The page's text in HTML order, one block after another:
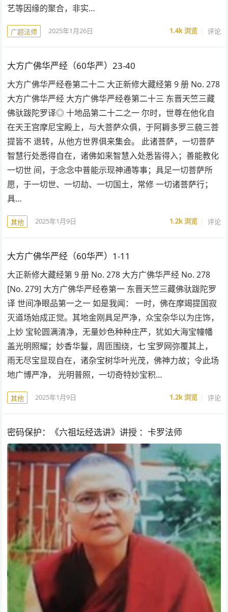
艺等因缘的聚合，非实…
广超法师 2025年1月26日 1.4k浏览 评论
大方广佛华严经（60华严）23-40
大方广佛华严经卷第二十二 大正新修大藏经第 9 册 No. 278
大方广佛华严经 大方广佛华严经卷第二十三 东晋天竺三藏
佛驮跋陀罗译◎ 十地品第二十二之一 尔时，世尊在他化自
在天王宫摩尼宝殿上，与大菩萨众俱，于阿耨多罗三藐三菩
提皆不 退转，从他方世界俱来集会。 此诸菩萨，一切菩萨
智慧行处悉得自在，诸佛如来智慧入处悉皆得入；善能教化
一切世 间，于念念中普能示现神通等事；具足一切菩萨所
愿，于一切世、一切劫、一切国土，常修 一切诸菩萨行；
具…
其他 2025年1月9日 1.2k浏览 评论
大方广佛华严经（60华严）1-11
大正新修大藏经第 9 册 No. 278 大方广佛华严经 No. 278
[No. 279] 大方广佛华严经卷第一 东晋天竺三藏佛驮跋陀罗
译 世间净眼品第一之一 如是我闻： 一时，佛在摩竭提国寂
灭道场始成正觉。其地金刚具足严净，众宝杂华以为庄饰，
上妙 宝轮圆满清净，无量妙色种种庄严，犹如大海宝幢幡
盖光明照耀；妙香华鬘，周匝围绕，七 宝罗网弥覆其上，
雨无尽宝显现自在，诸杂宝树华叶光茂，佛神力故；令此场
地广博严净， 光明普照，一切奇特妙宝积…
其他 2025年1月9日 1.2k浏览 评论
密码保护：《六祖坛经选讲》讲授 ：卡罗法师